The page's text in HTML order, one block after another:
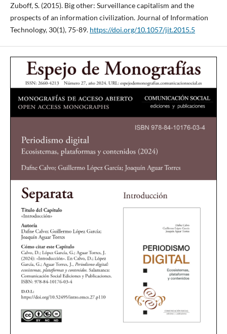
Zuboff, S. (2015). Big other: Surveillance capitalism and the
prospects of an information civilization. Journal of Information
Technology, 30(1), 75-89. https://doi.org/10.1057/jit.2015.5